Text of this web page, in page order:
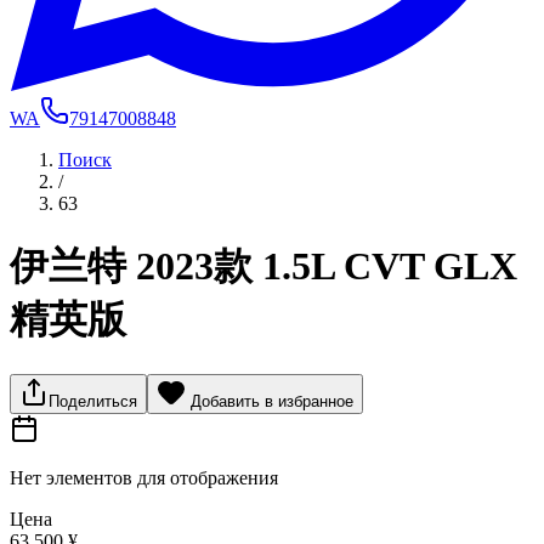
WA
79147008848
Поиск
/
63
伊兰特 2023款 1.5L CVT GLX
精英版
Поделиться Добавить в избранное
Нет элементов для отображения
Цена